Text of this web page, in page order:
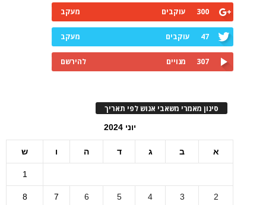
300 עוקבים מעקב
47 עוקבים מעקב
307 מנויים להירשם
סינון מאמרי משאבי אנוש לפי תאריך
יוני 2024
א ב ג ד ה ו ש
1
2
3
4
5
6
7
8